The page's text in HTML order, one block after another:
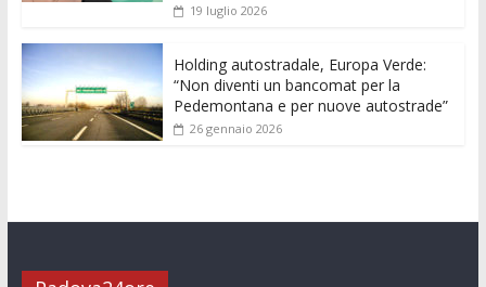
19 luglio 2026
Holding autostradale, Europa Verde:
“Non diventi un bancomat per la
Pedemontana e per nuove autostrade”
26 gennaio 2026